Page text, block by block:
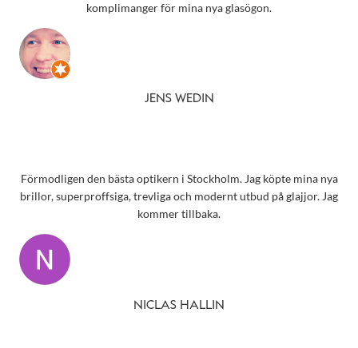
komplimanger för mina nya glasögon.
JENS WEDIN
Förmodligen den bästa optikern i Stockholm. Jag köpte mina nya
brillor, superproffsiga, trevliga och modernt utbud på glajjor. Jag
kommer tillbaka.
NICLAS HALLIN